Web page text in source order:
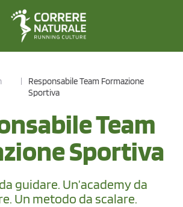
|
Responsabile Team Formazione
Sportiva
Team
Sportiva
guidare. Un’academy da
Un metodo da scalare.